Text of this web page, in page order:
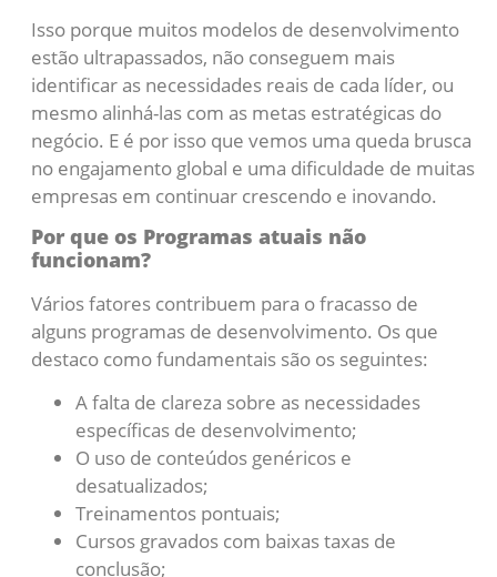
Isso porque muitos modelos de desenvolvimento
estão ultrapassados, não conseguem mais
identificar as necessidades reais de cada líder, ou
mesmo alinhá-las com as metas estratégicas do
negócio. E é por isso que vemos uma queda brusca
no engajamento global e uma dificuldade de muitas
empresas em continuar crescendo e inovando.
Por que os Programas atuais não
funcionam?
Vários fatores contribuem para o fracasso de
alguns programas de desenvolvimento. Os que
destaco como fundamentais são os seguintes:
A falta de clareza sobre as necessidades
específicas de desenvolvimento;
O uso de conteúdos genéricos e
desatualizados;
Treinamentos pontuais;
Cursos gravados com baixas taxas de
conclusão;